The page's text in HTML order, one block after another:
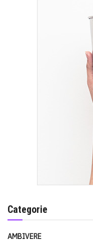
Categorie
AMBIVERE